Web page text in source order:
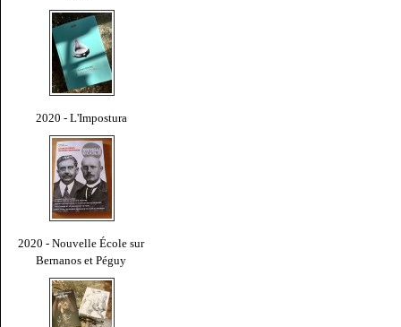
2020 - L'Impostura
2020 - Nouvelle École sur
Bernanos et Péguy